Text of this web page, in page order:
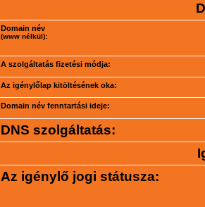
Domain név
(www nélkül):
A szolgáltatás fizetési módja:
Az igénylőlap kitöltésének oka:
Domain név fenntartási ideje:
DNS szolgáltatás:
Az igénylő jogi státusza: